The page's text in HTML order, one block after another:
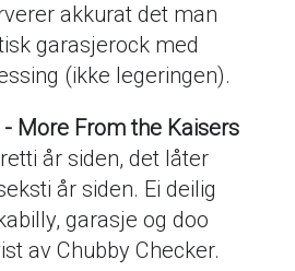
akkurat det man
garasjerock med
(ikke legeringen).
More From the Kaisers
år siden, det låter
år siden. Ei deilig
garasje og doo
av Chubby Checker.